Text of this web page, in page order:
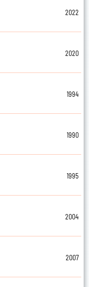
2022
2020
1994
1990
1995
2004
2007